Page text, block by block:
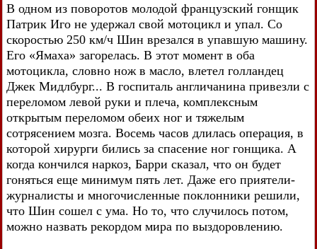
В одном из поворотов молодой французский гонщик
Патрик Иго не удержал свой мотоцикл и упал. Со
скоростью 250 км/ч Шин врезался в упавшую машину.
Его «Ямаха» загорелась. В этот момент в оба
мотоцикла, словно нож в масло, влетел голландец
Джек Мидлбург... В госпиталь англичанина привезли с
переломом левой руки и плеча, комплексным
открытым переломом обеих ног и тяжелым
сотрясением мозга. Восемь часов длилась операция, в
которой хирурги бились за спасение ног гонщика. А
когда кончился наркоз, Барри сказал, что он будет
гоняться еще минимум пять лет. Даже его приятели-
журналисты и многочисленные поклонники решили,
что Шин сошел с ума. Но то, что случилось потом,
можно назвать рекордом мира по выздоровлению.